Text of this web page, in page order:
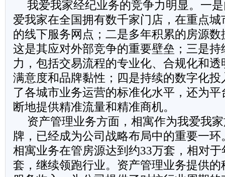
我爱我家经纪业务的竞争力明显。一
爱我家在全国拥有数千家门店，在重点
的线下服务网点；二是多年积累的房源
这是其应对外部竞争的重要壁垒；三是
力，包括交易流程的专业化、合规化和
满意度和品牌黏性；四是持续的数字化
了各城市业务运营的标准化水平，还为
断地提供精准流量和精准商机。
资产管理业务方面，相寓作为我爱我
牌，已经成为公司战略布局中的重要一
相寓业务在管房源达到约33万套，相对
套，继续领跑行业。资产管理业务提供